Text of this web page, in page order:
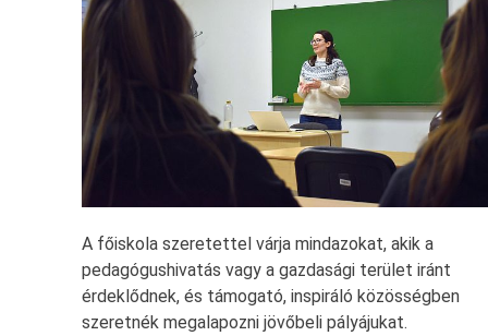
A főiskola szeretettel várja mindazokat, akik a
pedagógushivatás vagy a gazdasági terület iránt
érdeklődnek, és támogató, inspiráló közösségben
szeretnék megalapozni jövőbeli pályájukat.